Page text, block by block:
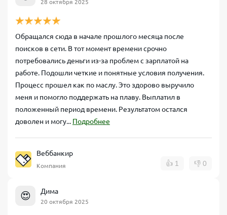
28 октября 2025
Обращался сюда в начале прошлого месяца после
поисков в сети. В тот момент времени срочно
потребовались деньги из-за проблем с зарплатой на
работе. Подошли четкие и понятные условия получения.
Процесс прошел как по маслу. Это здорово выручило
меня и помогло поддержать на плаву. Выплатил в
положенный период времени. Результатом остался
доволен и могу... Подробнее
Веббанкир
Компания 👍 1 👎 0
😍 Дима
20 октября 2025